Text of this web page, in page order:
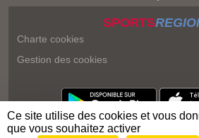
SPORTS
Charte cookies
Gestion des cookies
Ce site utilise des cookies et vous
que vous souhaitez activer